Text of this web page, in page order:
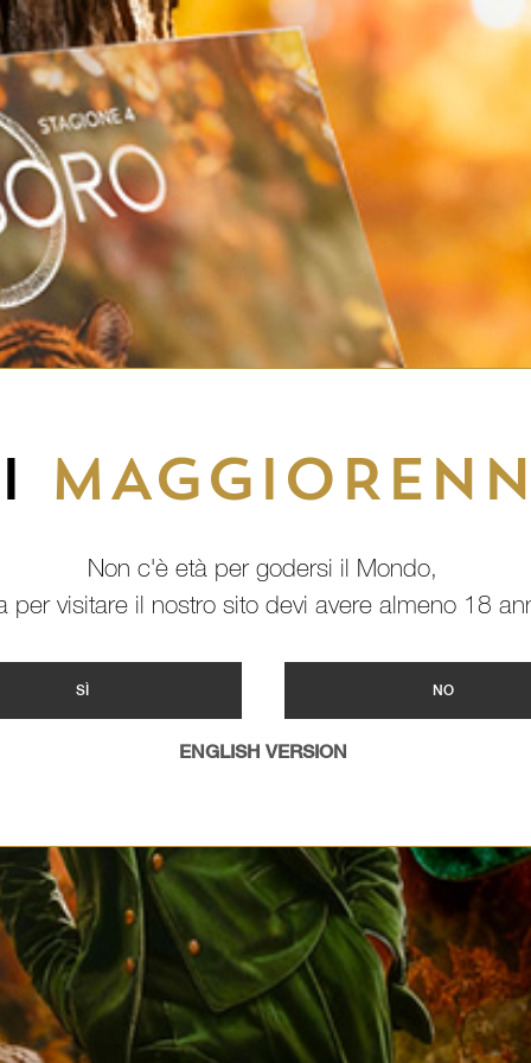
Non c'è età per godersi il Mondo,
per visitare il nostro sito devi avere almeno 18
SÌ NO
ENGLISH VERSION